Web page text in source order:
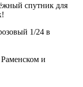
спутник для
1/24 в
и